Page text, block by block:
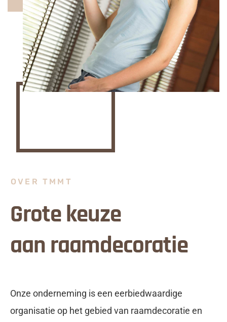
OVER TMMT
Grote keuze
aan raamdecoratie
Onze onderneming is een eerbiedwaardige
organisatie op het gebied van raamdecoratie en